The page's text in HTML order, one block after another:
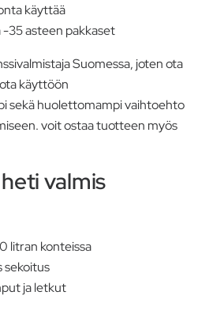
käyttää
35 asteen pakkaset
Suomessa, joten ota
käyttöön
sekä huolettomampi vaihtoehto
voit ostaa tuotteen myös
valmis
litran konteissa
sekoitus
ja letkut